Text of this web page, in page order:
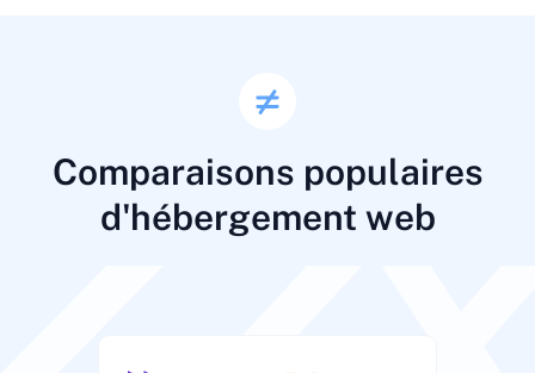
Comparaisons populaires
d'hébergement web